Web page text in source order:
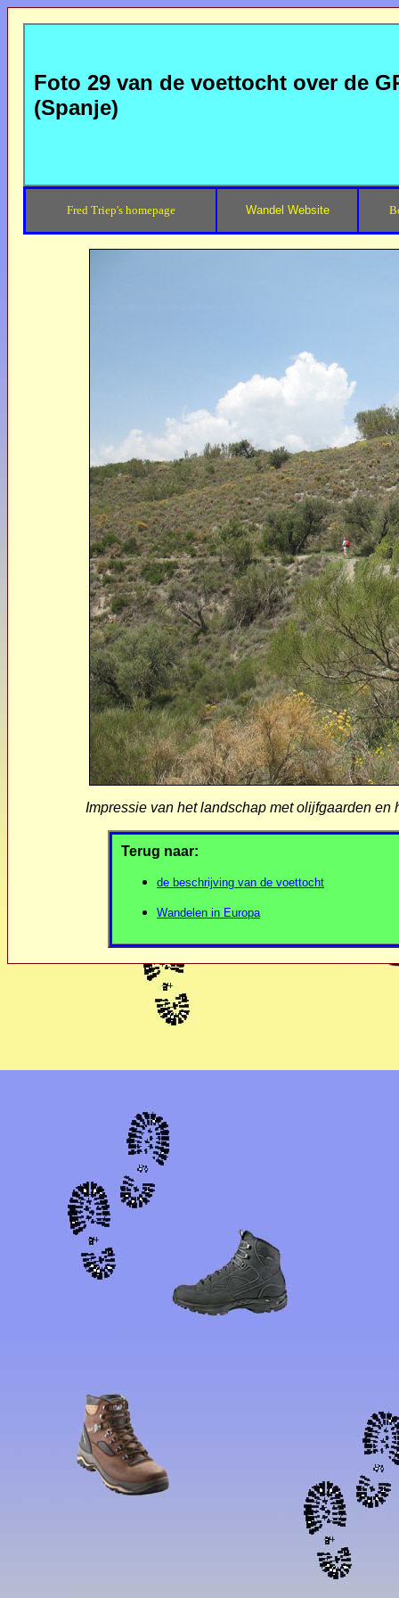
Foto 29 van de voettocht over de
(Spanje)
Fred Triep's homepage Wandel Website
Impressie van het landschap met olijfgaarden
Terug naar:
de beschrijving van de voettocht
Wandelen in Europa